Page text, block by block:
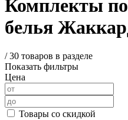
Комплекты
белья
/30 товаров в разделе
Показать фильтры
Цена
Товары со скидкой